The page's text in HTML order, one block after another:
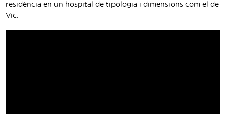
residència en un hospital de tipologia i dimensions com el de
Vic.